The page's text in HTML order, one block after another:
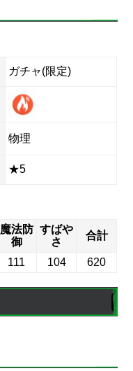
ガチャ(限定)
物理
★5
魔法防
御
すばや
さ
合計
111 104 620